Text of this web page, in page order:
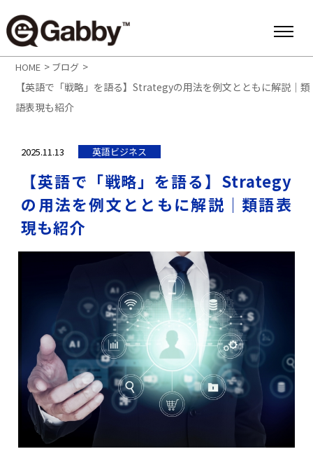
HOME > ブログ >
【英語で「戦略」を語る】Strategyの用法を例文とともに解説｜類
語表現も紹介
2025.11.13 英語ビジネス
【英語で「戦略」を語る】Strategy
の用法を例文とともに解説｜類語表
現も紹介